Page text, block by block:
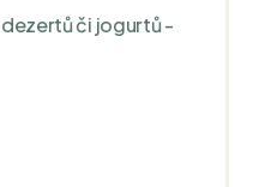
či jogurtů -